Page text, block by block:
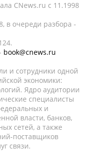
CNews.ru c 11.1998
в очереди разбора -
book@cnews.ru
и сотрудники одной
экономики:
Ядро аудитории
специалисты
и
власти, банков,
сетей, а также
поставщиков
связи.